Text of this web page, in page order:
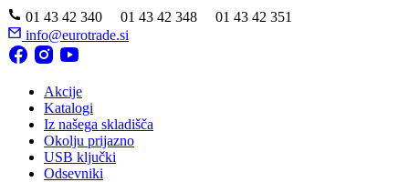
01 43 42 340 01 43 42 348 01 43 42 351
info@eurotrade.si
Akcije
Katalogi
Iz našega skladišča
Okolju prijazno
USB ključki
Odsevniki